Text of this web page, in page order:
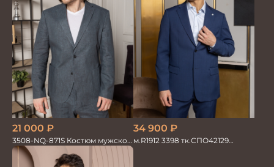
21 000 ₽
3508-NQ-871S Костюм мужской
двойка со льном в елочку
34 900 ₽
м.R1912 3398 тк.СПО42129